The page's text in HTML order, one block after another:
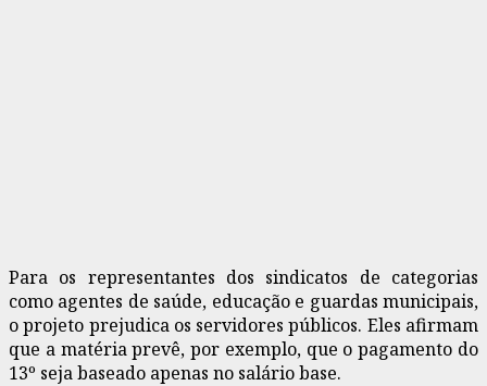
Para os representantes dos sindicatos de categorias
como agentes de saúde, educação e guardas municipais,
o projeto prejudica os servidores públicos. Eles afirmam
que a matéria prevê, por exemplo, que o pagamento do
13º seja baseado apenas no salário base.